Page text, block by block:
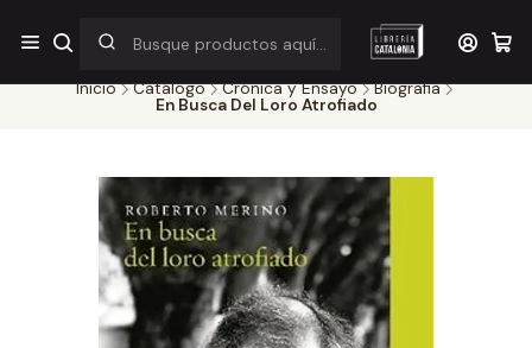
¡Por pocos días! Despacho a $1.000 en RM por compras sobre
$38.000
Inicio Catálogo Crónica y Ensayo
Biografia
En Busca Del Loro Atrofiado